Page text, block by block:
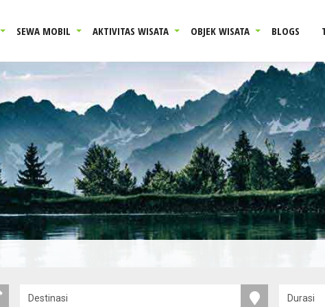
SEWA MOBIL AKTIVITAS WISATA OBJEK WISATA BLOGS